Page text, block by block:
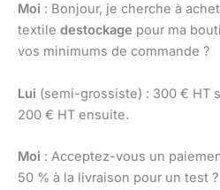
Moi : Bonjour, je cherche à
textile destockage pour ma
vos minimums de commande ?
Lui (semi-grossiste) : 300 € HT
200 € HT ensuite.
Moi : Acceptez-vous un
50 % à la livraison pour un test ?